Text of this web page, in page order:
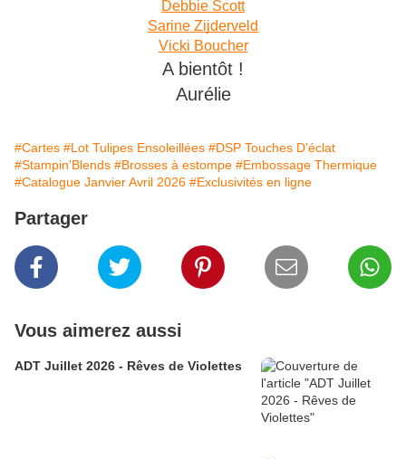
Debbie Scott
Sarine Zijderveld
Vicki Boucher
A bientôt !
Aurélie
#Cartes #Lot Tulipes Ensoleillées #DSP Touches D'éclat
#Stampin'Blends #Brosses à estompe #Embossage Thermique
#Catalogue Janvier Avril 2026 #Exclusivités en ligne
Partager
Vous aimerez aussi
ADT Juillet 2026 - Rêves de Violettes